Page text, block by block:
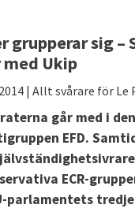
grupperar sig –
Ukip
| Allt svårare för Le
går med i den
EFD.
ECR-
parlamentets